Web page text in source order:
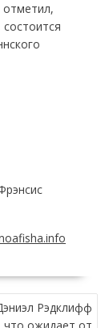
отметил,
Рэдклифф